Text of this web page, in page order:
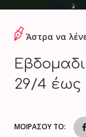
Άστρα να
29/4 έως
ΜΟΙΡΑΣΟΥ ΤΟ: